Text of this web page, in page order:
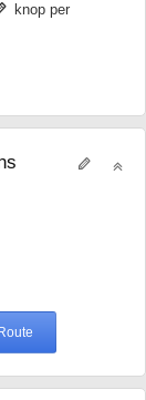
knop per
Route